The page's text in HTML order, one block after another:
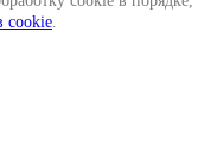
cookie.